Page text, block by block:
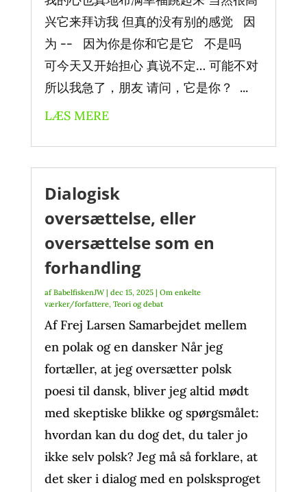
兴它来拜访我 但真的没有别的感觉 因
为 -- 因为你是你和它是它 不是吗
可今天又开始担心 真说不定… 可能不对
所以我急了，朋友 请问，它是你？ ...
LÆS MERE
Dialogisk
oversættelse, eller
oversættelse som en
forhandling
afBabelfiskenJW| dec 15, 2025| Om enkelte
værker/forfattere, Teori og debat
Af Frej Larsen Samarbejdet mellem
en polak og en dansker Når jeg
fortæller, at jeg oversætter polsk
poesi til dansk, bliver jeg altid mødt
med skeptiske blikke og spørgsmålet:
hvordan kan du dog det, du taler jo
ikke selv polsk? Jeg må så forklare, at
det sker i dialog med en polsksproget